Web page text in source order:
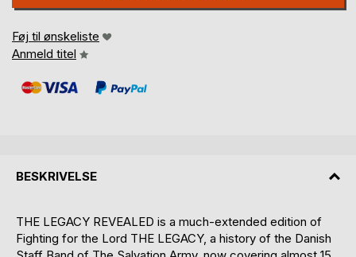
Føj til ønskeliste
Anmeld titel
BESKRIVELSE
THE LEGACY REVEALED is a much-extended edition of
Fighting for the Lord THE LEGACY, a history of the Danish